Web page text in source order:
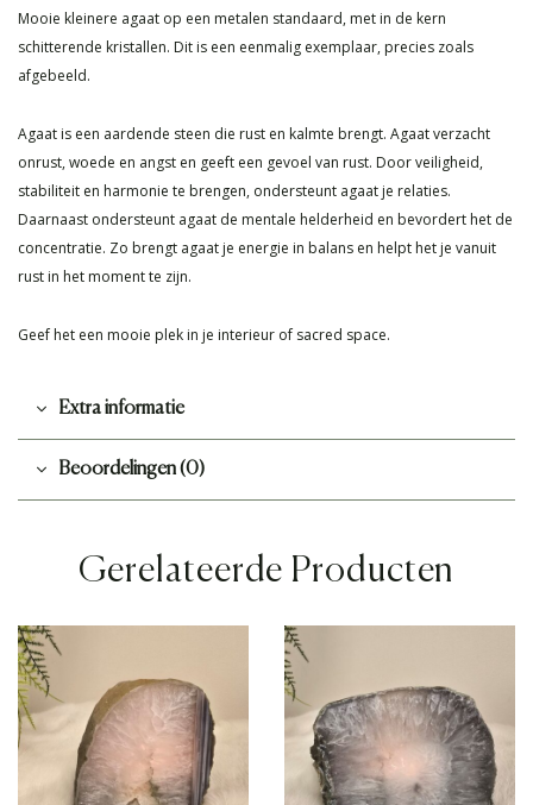
Mooie kleinere agaat op een metalen standaard, met in de kern
schitterende kristallen. Dit is een eenmalig exemplaar, precies zoals
afgebeeld.
Agaat is een aardende steen die rust en kalmte brengt. Agaat verzacht
onrust, woede en angst en geeft een gevoel van rust. Door veiligheid,
stabiliteit en harmonie te brengen, ondersteunt agaat je relaties.
Daarnaast ondersteunt agaat de mentale helderheid en bevordert het de
concentratie. Zo brengt agaat je energie in balans en helpt het je vanuit
rust in het moment te zijn.
Geef het een mooie plek in je interieur of sacred space.
Extra informatie
Beoordelingen (0)
Gerelateerde Producten